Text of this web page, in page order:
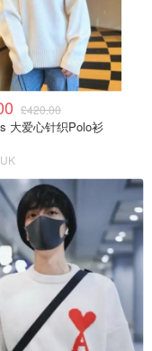
£420.00
大爱心针织Polo衫